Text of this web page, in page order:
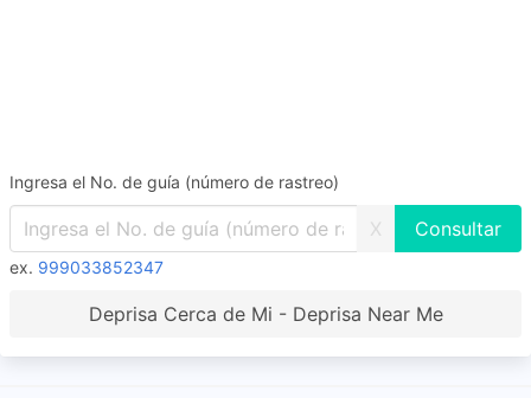
Ingresa el No. de guía (número de rastreo)
X
ex. 999033852347
Deprisa Cerca de Mi - Deprisa Near Me